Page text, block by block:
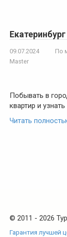
09.07.2024 По
Master
Побывать в
квартир и
Читать
© 2011 - 2026
Гарантия лучшей